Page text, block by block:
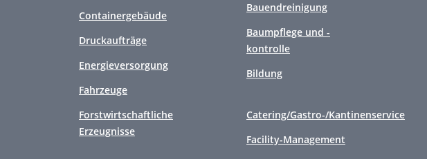
Containergebäude
Druckaufträge
Energieversorgung
Fahrzeuge
Forstwirtschaftliche
Erzeugnisse
Bauendreinigung
Baumpflege und -
kontrolle
Bildung
Catering/Gastro-/Kantinenservice
Facility-Management